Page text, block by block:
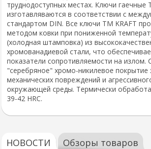
труднодоступных местах. Ключи гаечные
изготавляваются в соответствии с
стандартом DIN. Все ключи ТМ KRAFT
методом ковки при пониженной
(холодная штамповка) из
хромованадиевой стали, что
показатели сопротивляемости на излом.
"серебряное" хромо-никилевое
механических повреждений и
окружающей среды. Термически
39-42 HRC.
НОВОСТИ Обзоры товаров